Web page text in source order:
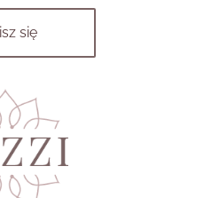
Biżuteria z kulkami
wnosi do niej…
rytm, regularność i
wizualny porządek
miękkość formy bez
przesłodzenia